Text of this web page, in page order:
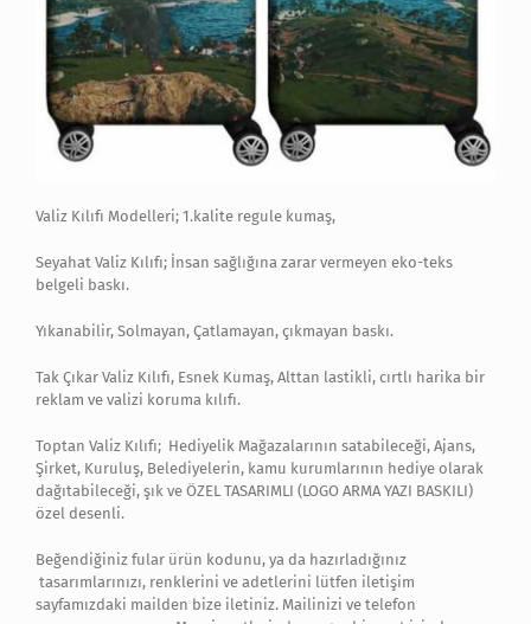
Valiz Kılıfı Modelleri; 1.kalite regule kumaş,
Seyahat Valiz Kılıfı; İnsan sağlığına zarar vermeyen eko-teks
belgeli baskı.
Yıkanabilir, Solmayan, Çatlamayan, çıkmayan baskı.
Tak Çıkar Valiz Kılıfı, Esnek Kumaş, Alttan lastikli, cırtlı harika bir
reklam ve valizi koruma kılıfı.
Toptan Valiz Kılıfı; Hediyelik Mağazalarının satabileceği, Ajans,
Şirket, Kuruluş, Belediyelerin, kamu kurumlarının hediye olarak
dağıtabileceği, şık ve ÖZEL TASARIMLI (LOGO ARMA YAZI BASKILI)
özel desenli.
Beğendiğiniz fular ürün kodunu, ya da hazırladığınız
tasarımlarınızı, renklerini ve adetlerini lütfen iletişim
sayfamızdaki mailden bize iletiniz. Mailinizi ve telefon